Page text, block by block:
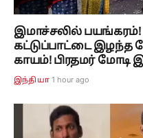
இமாச்சலில்
கட்டுப்பாட்டை இழந்த
காயம்! பிரதமர் மோடி
இந்தியா 1 hour ago